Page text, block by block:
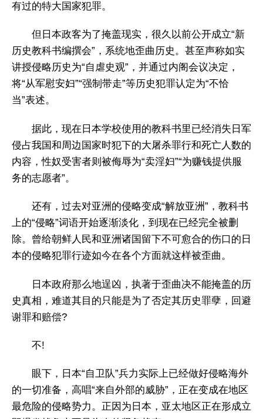
有过的特大国家犯罪。
但日本政客为了掩盖现实，很久以前公开成立“新
历史教科书编撰会”，系统地歪曲历史。甚至声称如实
讲授侵略历史为“自虐史观”，并通过内阁会议决定，
将“从军慰安妇”“强制带走”等历史犯罪认定为“不恰
当”表述。
据此，现在日本学校使用的教科书里已经消失日军
侵占我国和周边国家时犯下的大屠杀罪行和死亡人数的
内容，性奴受害者则被侮辱为“卖淫妇”“为赚钱提供服
务的志愿者”。
还有，过去对亚洲的侵略变成“解放亚洲”，教科书
上的“侵略”词语开始逐渐淡化，到现在已经完全被删
除。曾给朝鲜人民和亚洲诸国留下不可愈合的伤口的日
本的侵略犯罪行迹如今在各个方面就这样被歪曲。
日本政府那么地逞凶，执著于歪曲决不能掩盖的历
史真相，难道其目的只能是为了否定其历史罪孽，回避
谢罪和赔偿?
不!
眼下，日本“自卫队”兵力实际上已经做好侵略海外
的一切准备，高唱“来自外部的威胁”，正在变成在地区
最危险的侵略势力。正因为日本，亚太地区正在形成立